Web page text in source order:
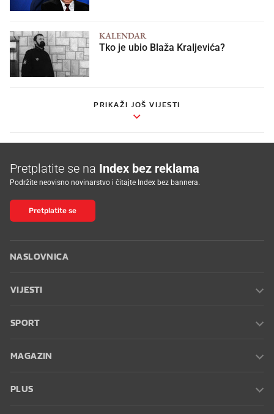
KALENDAR
Tko je ubio Blaža Kraljevića?
PRIKAŽI JOŠ VIJESTI
Pretplatite se na Index bez reklama
Podržite neovisno novinarstvo i čitajte Index bez bannera.
Pretplatite se
NASLOVNICA
VIJESTI
SPORT
MAGAZIN
PLUS